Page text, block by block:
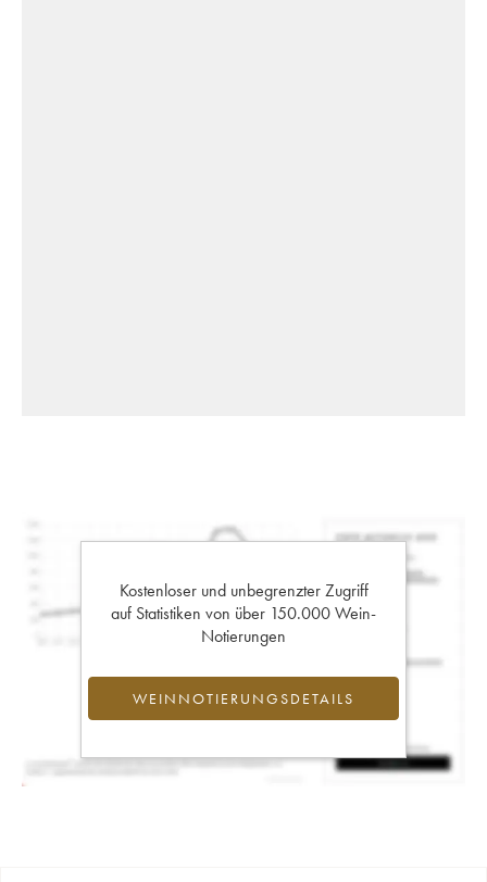
Kostenloser und unbegrenzter Zugriff
auf Statistiken von über 150.000 Wein-
Notierungen
WEINNOTIERUNGSDETAILS